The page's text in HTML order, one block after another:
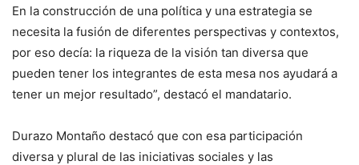
En la construcción de una política y una estrategia se
necesita la fusión de diferentes perspectivas y contextos,
por eso decía: la riqueza de la visión tan diversa que
pueden tener los integrantes de esta mesa nos ayudará a
tener un mejor resultado”, destacó el mandatario.
Durazo Montaño destacó que con esa participación
diversa y plural de las iniciativas sociales y las